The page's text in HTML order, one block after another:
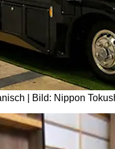
| Bild: Nippon